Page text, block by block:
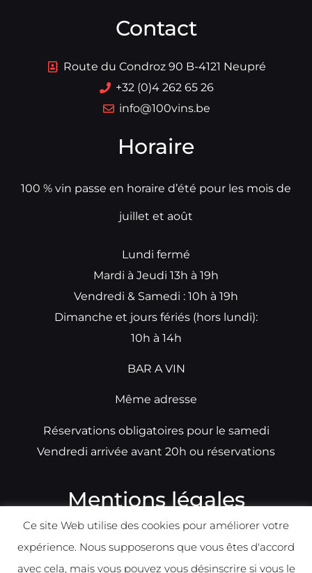
Contact
Route du Condroz 90 B-4121 Neupré
+32 (0)4 262 65 26
info@100vins.be
Horaire
100 % vin passe en horaire d’été pour les mois de
juillet et août
Lundi fermé
Mardi à Jeudi 13h à 19h
Vendredi & Samedi : 10h à 19h
Dimanche et jours fériés (hors lundi):
10h à 14h
BAR A VIN
Même adresse
Réservations obligatoires pour le samedi
Vendredi arrivée avant 20h ou réservations
Mentions légales
Ce site Web utilise des cookies pour améliorer votre
expérience. Nous supposerons que vous êtes d'accord
avec cela, mais vous pouvez vous désinscrire si vous le